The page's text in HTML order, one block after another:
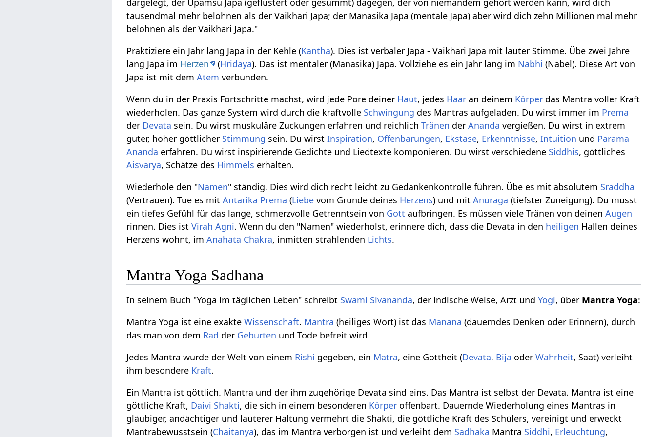
dargelegt, der Upamsu Japa (geflüstert oder gesummt) dagegen, der von niemandem gehört werden kann, wird dich
tausendmal mehr belohnen als der Vaikhari Japa; der Manasika Japa (mentale Japa) aber wird dich zehn Millionen mal mehr
belohnen als der Vaikhari Japa."
Praktiziere ein Jahr lang Japa in der Kehle (Kantha). Dies ist verbaler Japa - Vaikhari Japa mit lauter Stimme. Übe zwei Jahre
lang Japa im Herzen (Hridaya). Das ist mentaler (Manasika) Japa. Vollziehe es ein Jahr lang im Nabhi (Nabel). Diese Art von
Japa ist mit demAtem verbunden.
Wenn du in der Praxis Fortschritte machst, wird jede Pore deiner Haut, jedes Haar an deinem Körper das Mantra voller Kraft
wiederholen. Das ganze System wird durch die kraftvolle Schwingung des Mantras aufgeladen. Du wirst immer im Prema
der Devata sein. Du wirst muskuläre Zuckungen erfahren und reichlichTränen derAnanda vergießen. Du wirst in extrem
guter, hoher göttlicher Stimmung sein. Du wirstInspiration, Offenbarungen, Ekstase, Erkenntnisse,Intuition und Parama
Ananda erfahren. Du wirst inspirierende Gedichte und Liedtexte komponieren. Du wirst verschiedene Siddhis, göttliches
Aisvarya, Schätze des Himmels erhalten.
Wiederhole den "Namen" ständig. Dies wird dich recht leicht zu Gedankenkontrolle führen. Übe es mit absolutem Sraddha
(Vertrauen). Tue es mitAntarika Prema (Liebe vom Grunde deines Herzens) und mitAnuraga (tiefster Zuneigung). Du musst
ein tiefes Gefühl für das lange, schmerzvolle Getrenntsein von Gott aufbringen. Es müssen viele Tränen von deinenAugen
rinnen. Dies istVirah Agni. Wenn du den "Namen" wiederholst, erinnere dich, dass die Devata in den heiligen Hallen deines
Herzens wohnt, imAnahata Chakra, inmitten strahlenden Lichts.
Mantra Yoga Sadhana
In seinem Buch "Yoga im täglichen Leben" schreibt Swami Sivananda, der indische Weise, Arzt undYogi, über Mantra Yoga:
Mantra Yoga ist eine exakteWissenschaft. Mantra (heiliges Wort) ist das Manana (dauerndes Denken oder Erinnern), durch
das man von dem Rad der Geburten und Tode befreit wird.
Jedes Mantra wurde der Welt von einem Rishi gegeben, ein Matra, eine Gottheit (Devata, Bija oderWahrheit, Saat) verleiht
ihm besondere Kraft.
Ein Mantra ist göttlich. Mantra und der ihm zugehörige Devata sind eins. Das Mantra ist selbst der Devata. Mantra ist eine
göttliche Kraft, Daivi Shakti, die sich in einem besonderen Körper offenbart. Dauernde Wiederholung eines Mantras in
gläubiger, andächtiger und lauterer Haltung vermehrt die Shakti, die göttliche Kraft des Schülers, vereinigt und erweckt
Mantrabewusstsein (Chaitanya), das im Mantra verborgen ist und verleiht dem Sadhaka Mantra Siddhi, Erleuchtung,